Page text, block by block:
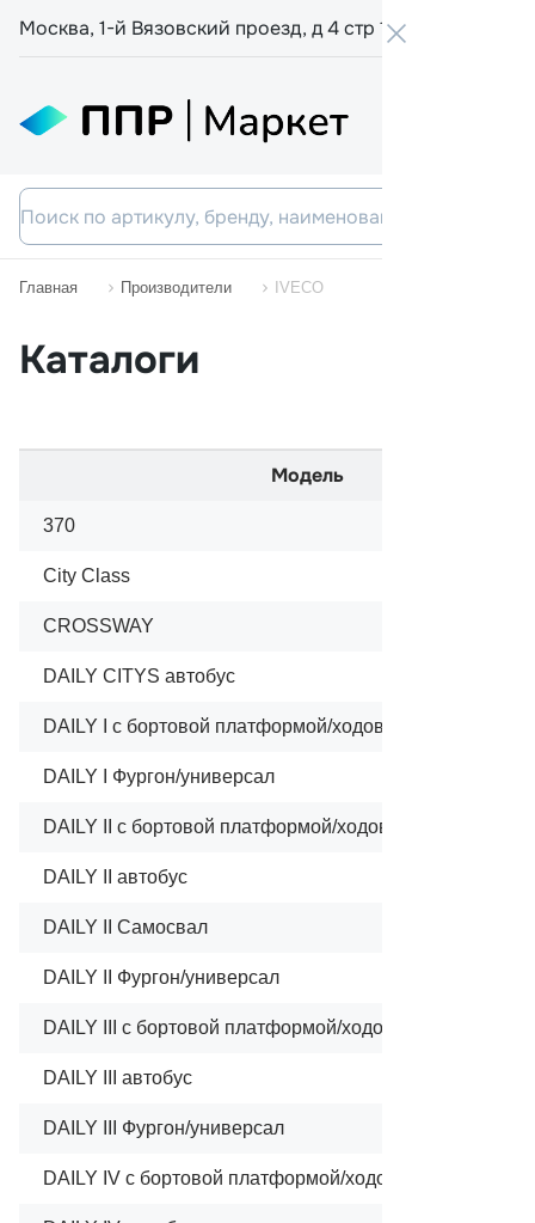
Москва, 1-й Вязовский проезд, д 4 стр 19
Главная Производители IVECO
Каталоги
Модель
370
City Class
CROSSWAY
DAILY CITYS автобус
DAILY I c бортовой платформой/ходовая часть
DAILY I Фургон/универсал
DAILY II c бортовой платформой/ходовая часть
DAILY II автобус
DAILY II Самосвал
DAILY II Фургон/универсал
DAILY III c бортовой платформой/ходовая часть
DAILY III автобус
DAILY III Фургон/универсал
DAILY IV c бортовой платформой/ходовая часть